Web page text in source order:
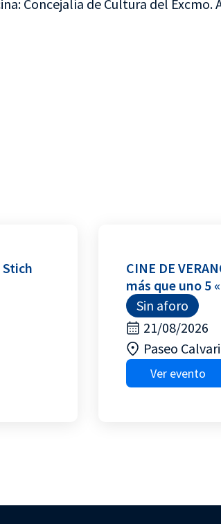
Concejalía de Cultura del Excmo.
Stich
CINE DE
más que uno 5
Sin aforo
21/08/2026
Paseo
Ver evento